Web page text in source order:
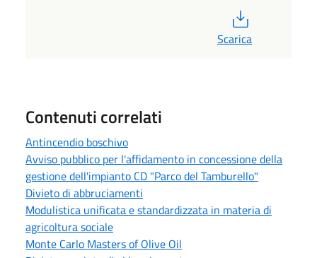
Scarica
Contenuti correlati
Antincendio boschivo
Avviso pubblico per l'affidamento in concessione della
gestione dell'impianto CD "Parco del Tamburello"
Divieto di abbruciamenti
Modulistica unificata e standardizzata in materia di
agricoltura sociale
Monte Carlo Masters of Olive Oil